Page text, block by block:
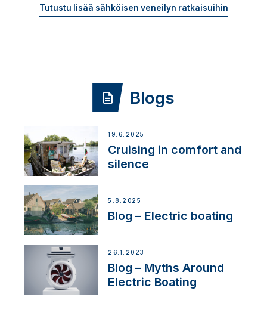
Tutustu lisää sähköisen veneilyn ratkaisuihin
Blogs
19.6.2025
Cruising in comfort and
silence
5.8.2025
Blog – Electric boating
26.1.2023
Blog – Myths Around
Electric Boating